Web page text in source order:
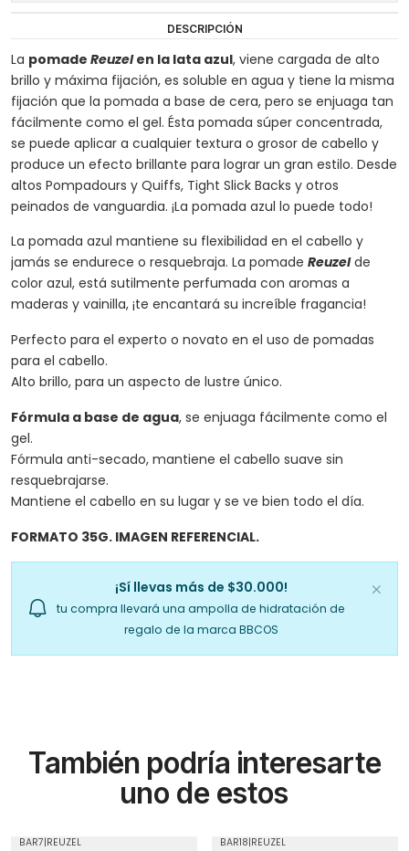
DESCRIPCIÓN
La pomade Reuzelen la lata azul, viene cargada de alto
brillo y máxima fijación, es soluble en agua y tiene la misma
fijación que la pomada a base de cera, pero se enjuaga tan
fácilmente como el gel. Ésta pomada súper concentrada,
se puede aplicar a cualquier textura o grosor de cabello y
produce un efecto brillante para lograr un gran estilo. Desde
altos Pompadours y Quiffs, Tight Slick Backs y otros
peinados de vanguardia. ¡La pomada azul lo puede todo!
La pomada azul mantiene su flexibilidad en el cabello y
jamás se endurece o resquebraja. La pomade Reuzelde
color azul, está sutilmente perfumada con aromas a
maderas y vainilla, ¡te encantará su increíble fragancia!
Perfecto para el experto o novato en el uso de pomadas
para el cabello.
Alto brillo, para un aspecto de lustre único.
Fórmula a base de agua, se enjuaga fácilmente como el
gel.
Fórmula anti-secado, mantiene el cabello suave sin
resquebrajarse.
Mantiene el cabello en su lugar y se ve bien todo el día.
FORMATO 35G. IMAGEN REFERENCIAL.
¡Sí llevas más de $30.000!
tu compra llevará una ampolla de hidratación de
regalo de la marca BBCOS
También podría interesarte
uno de estos
BAR7|REUZEL BAR18|REUZEL